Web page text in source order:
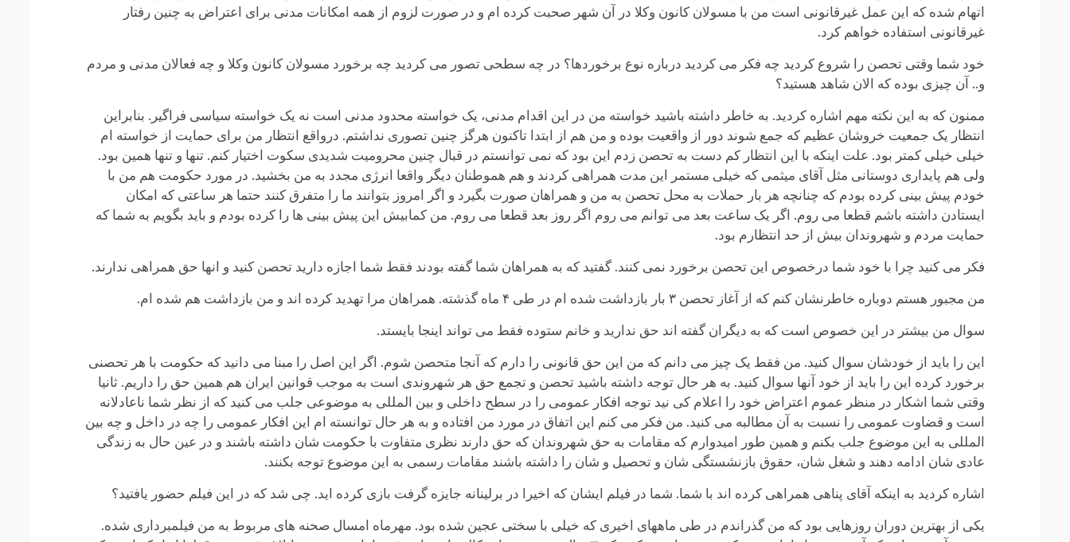
اتهام شده که این عمل غیرقانونی است من با مسولان کانون وکلا در آن شهر صحبت کرده ام و در صورت لزوم از همه امکانات مدنی برای اعتراض به چنین رفتار
غیرقانونی استفاده خواهم کرد.
خود شما وقتی تحصن را شروع کردید چه فکر می کردید درباره نوع برخوردها؟ در چه سطحی تصور می کردید چه برخورد مسولان کانون وکلا و چه فعالان مدنی و مردم
و.. آن چیزی بوده که الان شاهد هستید؟
ممنون که به این نکته مهم اشاره کردید. به خاطر داشته باشید خواسته من در این اقدام مدنی، یک خواسته محدود مدنی است نه یک خواسته سیاسی فراگیر. بنابراین
انتظار یک جمعیت خروشان عظیم که جمع شوند دور از واقعیت بوده و من هم از ابتدا تاکنون هرگز چنین تصوری نداشتم. درواقع انتظار من برای حمایت از خواسته ام
خیلی خیلی کمتر بود. علت اینکه با این انتظار کم دست به تحصن زدم این بود که نمی توانستم در قبال چنین محرومیت شدیدی سکوت اختیار کنم. تنها و تنها همین بود.
ولی هم پایداری دوستانی مثل آقای میثمی که خیلی مستمر این مدت همراهی کردند و هم هموطنان دیگر واقعا انرژی مجدد به من بخشید. در مورد حکومت هم من با
خودم پیش بینی کرده بودم که چنانچه هر بار حملات به محل تحصن به من و همراهان صورت بگیرد و اگر امروز بتوانند ما را متفرق کنند حتما هر ساعتی که امکان
ایستادن داشته باشم قطعا می روم. اگر یک ساعت بعد می توانم می روم اگر روز بعد قطعا می روم. من کمابیش این پیش بینی ها را کرده بودم و باید بگویم به شما که
حمایت مردم و شهروندان بیش از حد انتظارم بود.
فکر می کنید چرا با خود شما درخصوص این تحصن برخورد نمی کنند. گفتید که به همراهان شما گفته بودند فقط شما اجازه دارید تحصن کنید و انها حق همراهی ندارند.
من مجبور هستم دوباره خاطرنشان کنم که از آغاز تحصن ۳ بار بازداشت شده ام در طی ۴ ماه گذشته. همراهان مرا تهدید کرده اند و من بازداشت هم شده ام.
سوال من بیشتر در این خصوص است که به دیگران گفته اند حق ندارید و خانم ستوده فقط می تواند اینجا بایستد.
این را باید از خودشان سوال کنید. من فقط یک چیز می دانم که من این حق قانونی را دارم که آنجا متحصن شوم. اگر این اصل را مبنا می دانید که حکومت با هر تحصنی
برخورد کرده این را باید از خود آنها سوال کنید. به هر حال توجه داشته باشید تحصن و تجمع حق هر شهروندی است به موجب قوانین ایران هم همین حق را داریم. ثانیا
وقتی شما اشکار در منظر عموم اعتراض خود را اعلام کی نید توجه افکار عمومی را در سطح داخلی و بین المللی به موضوعی جلب می کنید که از نظر شما ناعادلانه
است و قضاوت عمومی را نسبت به آن مطالبه می کنید. من فکر می کنم این اتفاق در مورد من افتاده و به هر حال توانسته ام این افکار عمومی را چه در داخل و چه بین
المللی به این موضوع جلب بکنم و همین طور امیدوارم که مقامات به حق شهروندان که حق دارند نظری متفاوت با حکومت شان داشته باشند و در عین حال به زندگی
عادی شان ادامه دهند و شغل شان، حقوق بازنشستگی شان و تحصیل و شان را داشته باشند مقامات رسمی به این موضوع توجه بکنند.
اشاره کردید به اینکه آقای پناهی همراهی کرده اند با شما. شما در فیلم ایشان که اخیرا در برلینانه جایزه گرفت بازی کرده اید. چی شد که در این فیلم حضور یافتید؟
یکی از بهترین دوران روزهایی بود که من گذراندم در طی ماههای اخیری که خیلی با سختی عجین شده بود. مهرماه امسال صحنه های مربوط به من فیلمبرداری شده.